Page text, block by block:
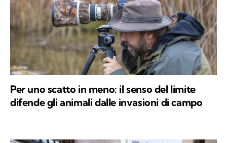
Per uno scatto in meno: il senso del limite
difende gli animali dalle invasioni di campo